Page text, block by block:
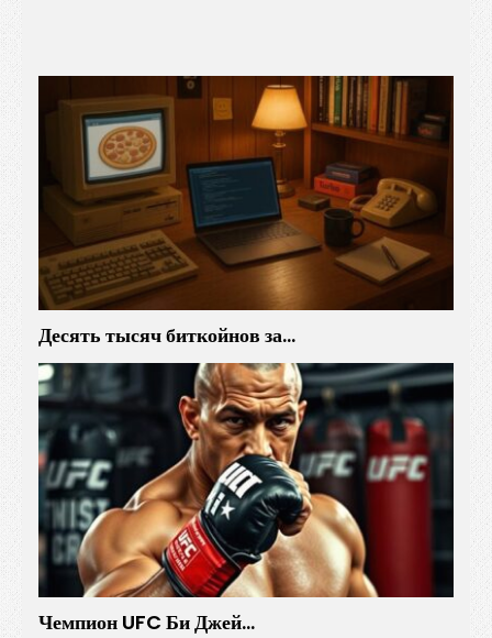
Десять тысяч биткойнов за…
Чемпион UFC Би Джей…